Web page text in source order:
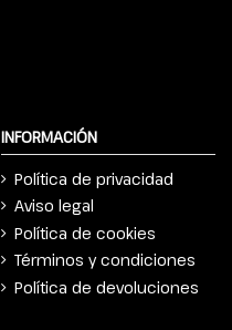
INFORMACIÓN
Política de privacidad
Aviso legal
Política de cookies
Términos y condiciones
Política de devoluciones